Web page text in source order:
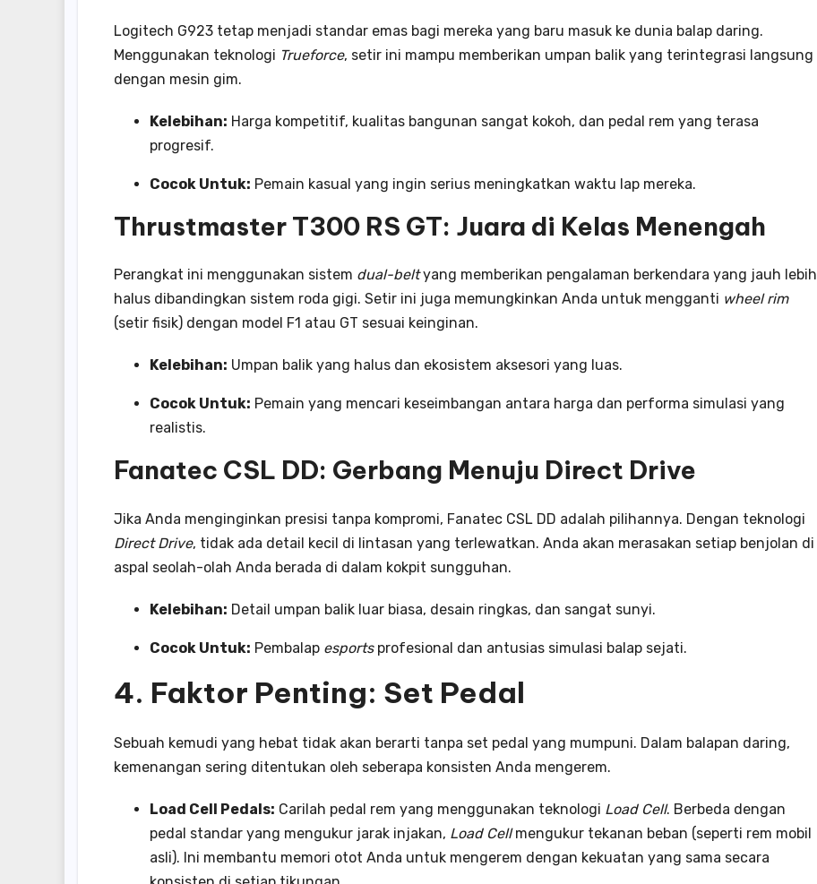
Logitech G923 tetap menjadi standar emas bagi mereka yang baru masuk ke dunia balap daring.
Menggunakan teknologi Trueforce, setir ini mampu memberikan umpan balik yang terintegrasi langsung
dengan mesin gim.
Kelebihan: Harga kompetitif, kualitas bangunan sangat kokoh, dan pedal rem yang terasa
progresif.
Cocok Untuk: Pemain kasual yang ingin serius meningkatkan waktu lap mereka.
Thrustmaster T300 RS GT: Juara di Kelas Menengah
Perangkat ini menggunakan sistem dual-beltyang memberikan pengalaman berkendara yang jauh lebih
halus dibandingkan sistem roda gigi. Setir ini juga memungkinkan Anda untuk mengganti wheel rim
(setir fisik) dengan model F1 atau GT sesuai keinginan.
Kelebihan: Umpan balik yang halus dan ekosistem aksesori yang luas.
Cocok Untuk: Pemain yang mencari keseimbangan antara harga dan performa simulasi yang
realistis.
Fanatec CSL DD: Gerbang Menuju Direct Drive
Jika Anda menginginkan presisi tanpa kompromi, Fanatec CSL DD adalah pilihannya. Dengan teknologi
Direct Drive, tidak ada detail kecil di lintasan yang terlewatkan. Anda akan merasakan setiap benjolan di
aspal seolah-olah Anda berada di dalam kokpit sungguhan.
Kelebihan: Detail umpan balik luar biasa, desain ringkas, dan sangat sunyi.
Cocok Untuk: Pembalap esportsprofesional dan antusias simulasi balap sejati.
4. Faktor Penting: Set Pedal
Sebuah kemudi yang hebat tidak akan berarti tanpa set pedal yang mumpuni. Dalam balapan daring,
kemenangan sering ditentukan oleh seberapa konsisten Anda mengerem.
Load Cell Pedals: Carilah pedal rem yang menggunakan teknologi Load Cell. Berbeda dengan
pedal standar yang mengukur jarak injakan, Load Cellmengukur tekanan beban (seperti rem mobil
asli). Ini membantu memori otot Anda untuk mengerem dengan kekuatan yang sama secara